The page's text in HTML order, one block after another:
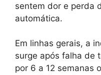
sentem dor e perda
automática.
Em linhas gerais, a
surge após falha de
por 6 a 12 semanas